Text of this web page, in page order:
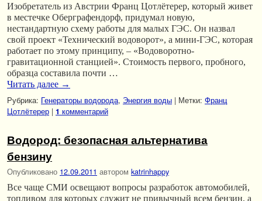
Изобретатель из Австрии Франц Цотлётерер, который живет
в местечке Оберграфендорф, придумал новую,
нестандартную схему работы для малых ГЭС. Он назвал
свой проект «Технический водоворот», а мини-ГЭС, которая
работает по этому принципу, – «Водоворотно-
гравитационной станцией». Стоимость первого, пробного,
образца составила почти …
Читать далее →
Рубрика: Генераторы водорода, Энергия воды | Метки: Франц
Цотлётерер | 1 комментарий
Водород: безопасная альтернатива
бензину
Опубликовано 12.09.2011 автором katrinhappy
Все чаще СМИ освещают вопросы разработок автомобилей,
топливом для которых служит не привычный всем бензин, а